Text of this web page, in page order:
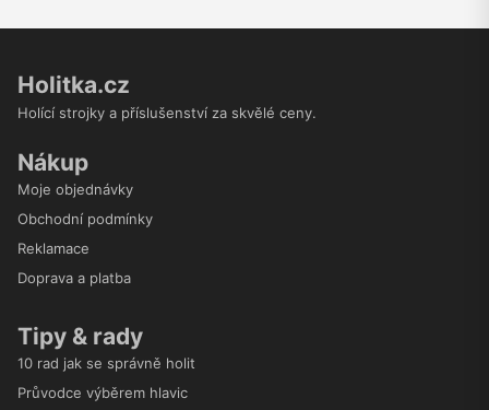
Holitka.cz
Holící strojky a příslušenství za skvělé ceny.
Nákup
Moje objednávky
Obchodní podmínky
Reklamace
Doprava a platba
Tipy & rady
10 rad jak se správně holit
Průvodce výběrem hlavic